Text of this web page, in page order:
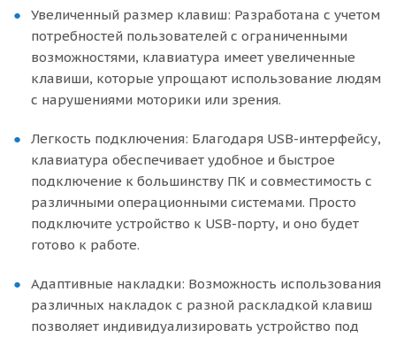
Увеличенный размер клавиш: Разработана с учетом
потребностей пользователей с ограниченными
возможностями, клавиатура имеет увеличенные
клавиши, которые упрощают использование людям
с нарушениями моторики или зрения.
Легкость подключения: Благодаря USB-интерфейсу,
клавиатура обеспечивает удобное и быстрое
подключение к большинству ПК и совместимость с
различными операционными системами. Просто
подключите устройство к USB-порту, и оно будет
готово к работе.
Адаптивные накладки: Возможность использования
различных накладок с разной раскладкой клавиш
позволяет индивидуализировать устройство под